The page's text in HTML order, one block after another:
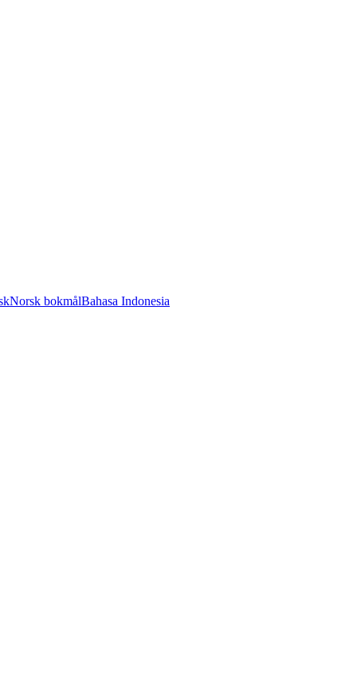
Norsk bokmålBahasa Indonesia